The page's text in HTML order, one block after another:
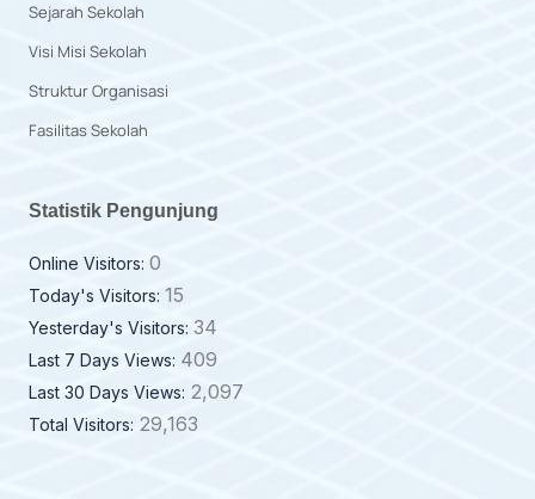
Sejarah Sekolah
Visi Misi Sekolah
Struktur Organisasi
Fasilitas Sekolah
Statistik Pengunjung
Online Visitors: 0
Today's Visitors: 15
Yesterday's Visitors: 34
Last 7 Days Views: 409
Last 30 Days Views: 2,097
Total Visitors: 29,163